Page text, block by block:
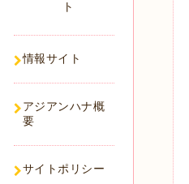
ト
情報サイト
アジアンハナ概
要
サイトポリシー